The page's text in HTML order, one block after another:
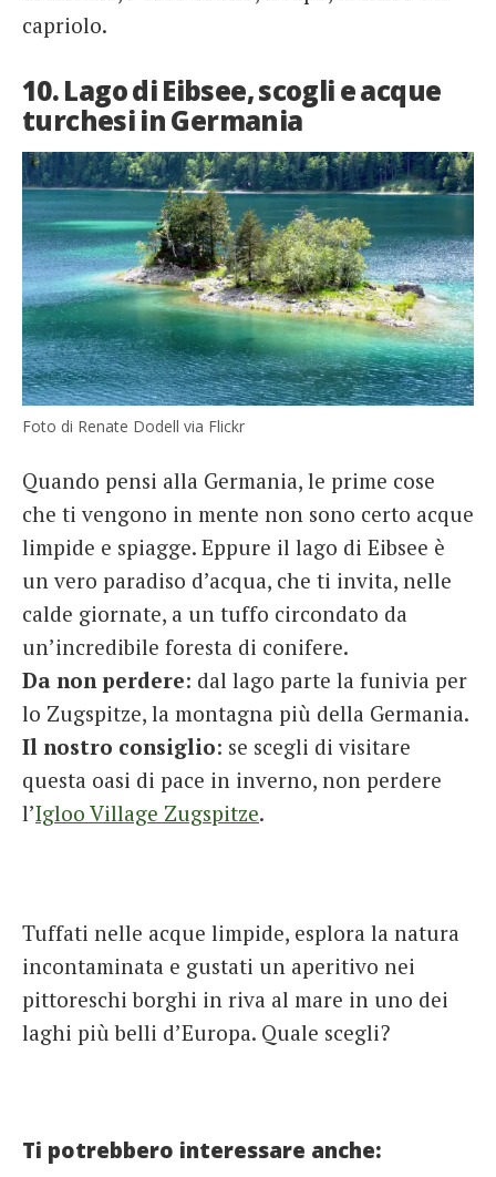
capriolo.
10. Lago di Eibsee, scogli e acque
turchesi in Germania
Foto di Renate Dodell via Flickr
Quando pensi alla Germania, le prime cose
che ti vengono in mente non sono certo acque
limpide e spiagge. Eppure il lago di Eibsee è
un vero paradiso d’acqua, che ti invita, nelle
calde giornate, a un tuffo circondato da
un’incredibile foresta di conifere.
Da non perdere: dal lago parte la funivia per
lo Zugspitze, la montagna più della Germania.
Il nostro consiglio: se scegli di visitare
questa oasi di pace in inverno, non perdere
l’Igloo Village Zugspitze.
Tuffati nelle acque limpide, esplora la natura
incontaminata e gustati un aperitivo nei
pittoreschi borghi in riva al mare in uno dei
laghi più belli d’Europa. Quale scegli?
Ti potrebbero interessare anche: